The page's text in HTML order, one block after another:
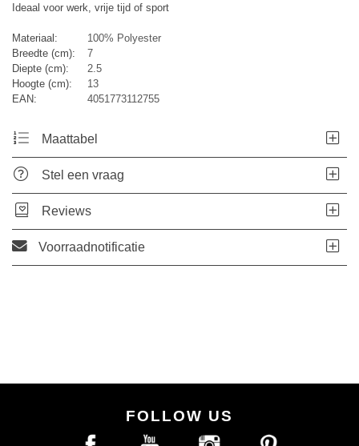
Ideaal voor werk, vrije tijd of sport
Materiaal:
100% Polyester
Breedte (cm):
7
Diepte (cm):
2.5
Hoogte (cm):
13
EAN:
4051773112755
Maattabel
Stel een vraag
Reviews
Voorraadnotificatie
FOLLOW US